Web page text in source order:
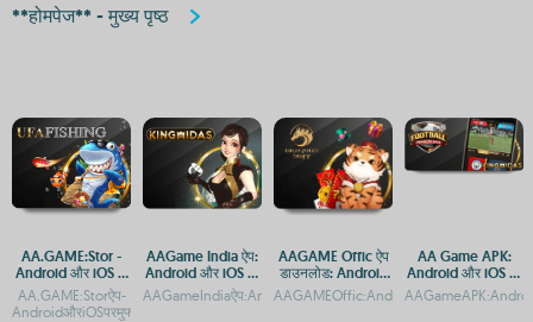
**होमपेज** - मुख्य पृष्ठ
AA.GAME:Stor -
Android और iOS के
लिए मुफ्त गेम डाउनलोड
प्लेटफ़ॉर्म
AA.GAME:Storऐप-
AndroidऔरiOSपरमुफ्तडाउनलोडAA.GAMEपरStorऐपडाउनलोडकरें:AndroidऔरiOSकेलिएगाइ
AAGame India ऐप:
Android और iOS पर
डाउनलोड करें
AAGAME Offic ऐप
डाउनलोड: Android
और iOS प्लेटफ़ॉर्म
गाइड
AA Game APK:
Android और iOS पर
मुफ्त डाउनलोड